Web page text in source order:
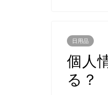
日用品
個人
る？